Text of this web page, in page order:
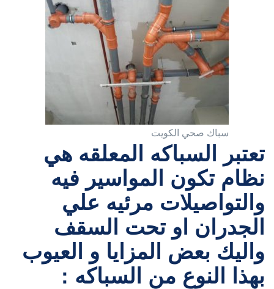
سباك صحي الكويت
تعتبر السباكه المعلقه هي
نظام تكون المواسير فيه
والتواصيلات مرئيه علي
الجدران او تحت السقف
واليك بعض المزايا و العيوب
بهذا النوع من السباكه :